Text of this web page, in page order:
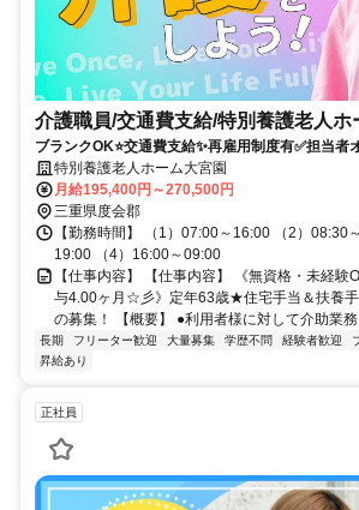
介護職員/交通費支給/特別養護老人ホ
ブランクOK⭐️交通費支給✨再雇用制度有✅️担当者
⭕️車通勤ＯＫ
特別養護老人ホーム大宮園
月給195,400円～270,500円
三重県度会郡
【勤務時間】 （1）07:00～16:00 （2）08:30
19:00 （4）16:00～09:00
【仕事内容】 【仕事内容】 《無資格・未経
与4.00ヶ月☆彡》定年63歳★住宅手当＆扶養手
の募集！ 【概要】 ●利用者様に対して介助業
長期 フリーター歓迎 大量募集 学歴不問 経験者歓迎
昇給あり
正社員